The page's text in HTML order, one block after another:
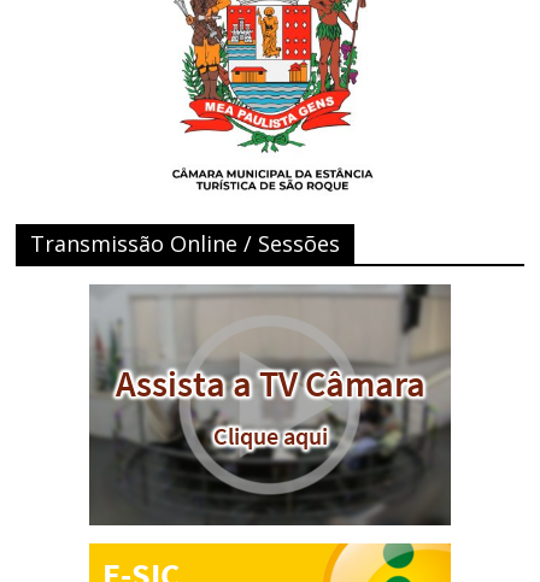
Transmissão Online / Sessões